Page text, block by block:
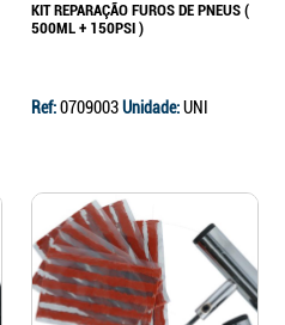
KIT REPARAÇÃO FUROS DE PNEUS (
500ML + 150PSI )
Ref:0709003Unidade:UNI